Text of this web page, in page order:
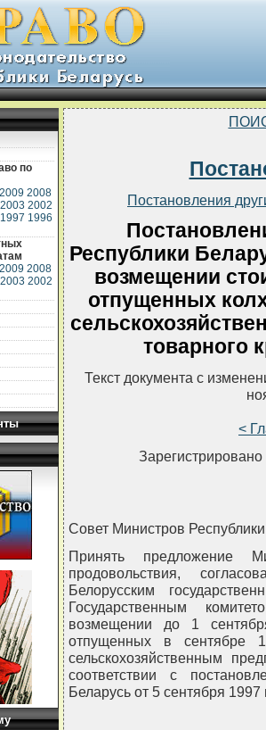
по
2009 2008
2003 2002
1997 1996
2009 2008
2003 2002
Постановления
Республики
возмещении
отпущенных
товарного
Текст документа с
<
Совет Министров
Принять предложение
продовольствия,
Белорусским
Государственным
возмещении до 1
отпущенных в сентябре
сельскохозяйственным
соответствии с
Беларусь от 5 сентября 1997